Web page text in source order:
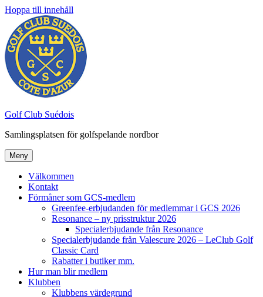
Hoppa till innehåll
Golf Club Suédois
Samlingsplatsen för golfspelande nordbor
Meny
Välkommen
Kontakt
Förmåner som GCS-medlem
Greenfee-erbjudanden för medlemmar i GCS 2026
Resonance – ny prisstruktur 2026
Specialerbjudande från Resonance
Specialerbjudande från Valescure 2026 – LeClub Golf
Classic Card
Rabatter i butiker mm.
Hur man blir medlem
Klubben
Klubbens värdegrund